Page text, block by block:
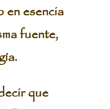
en esencia
fuente,
que